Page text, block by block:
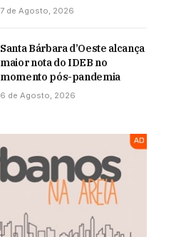
7 de Agosto, 2026
Santa Bárbara d’Oeste alcança
maior nota do IDEB no
momento pós-pandemia
6 de Agosto, 2026